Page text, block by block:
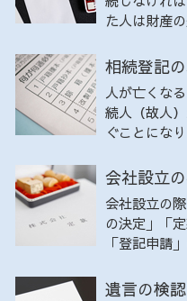
た人は財産
相続登記
人が亡くな
続人（故人
ぐことにな
会社設立
会社設立の
の決定」「
「登記申請
遺言の検